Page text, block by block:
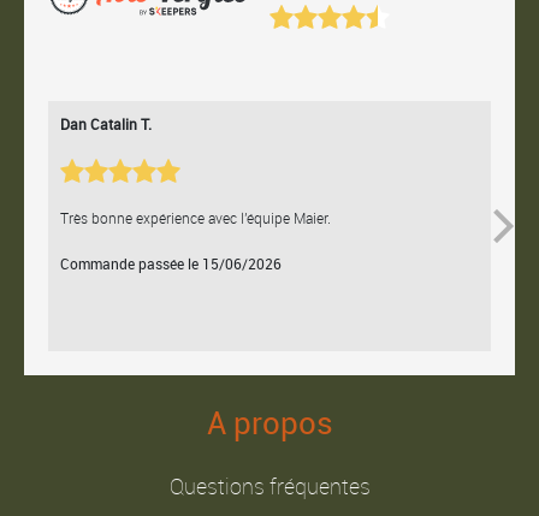
Dan Catalin T.
Très bonne expérience avec l'équipe Maier.
Commande passée le 15/06/2026
A propos
Questions fréquentes